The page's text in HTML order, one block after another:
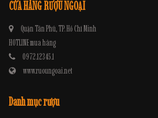
CỬA HÀNG RƯỢU NGOẠI
Quận Tân Phú, TP. Hồ Chí Minh
HOTLINE mua hàng
0972.12345.1
www.ruoungoai.net
Danh mục rượu